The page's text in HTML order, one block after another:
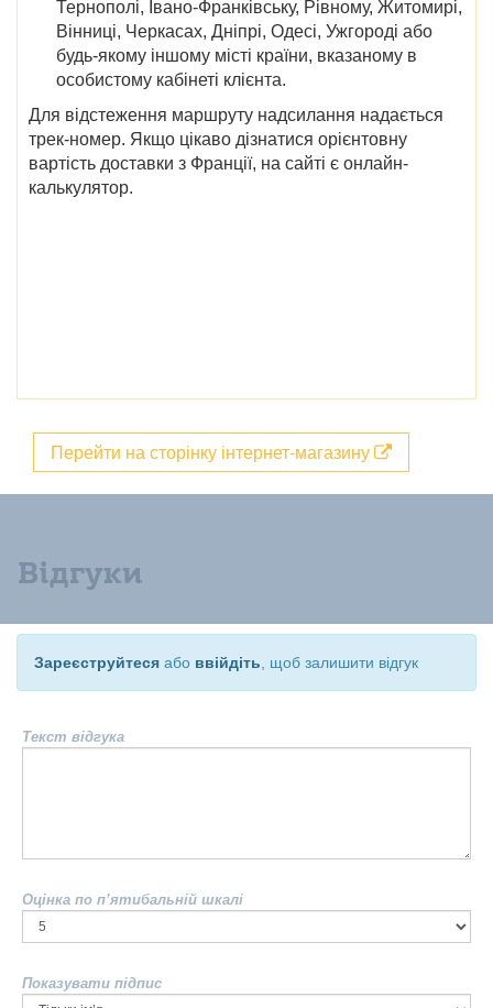
Тернополі, Івано-Франківську, Рівному, Житомирі,
Вінниці, Черкасах, Дніпрі, Одесі, Ужгороді або
будь-якому іншому місті країни, вказаному в
особистому кабінеті клієнта.
Для відстеження маршруту надсилання надається
трек-номер. Якщо цікаво дізнатися орієнтовну
вартість доставки з Франції, на сайті є онлайн-
калькулятор.
Перейти на сторінку інтернет-магазину
Відгуки
Зареєструйтеся або ввійдіть , щоб залишити відгук
Текст відгука
Оцінка по п’ятибальній шкалі
Показувати підпис